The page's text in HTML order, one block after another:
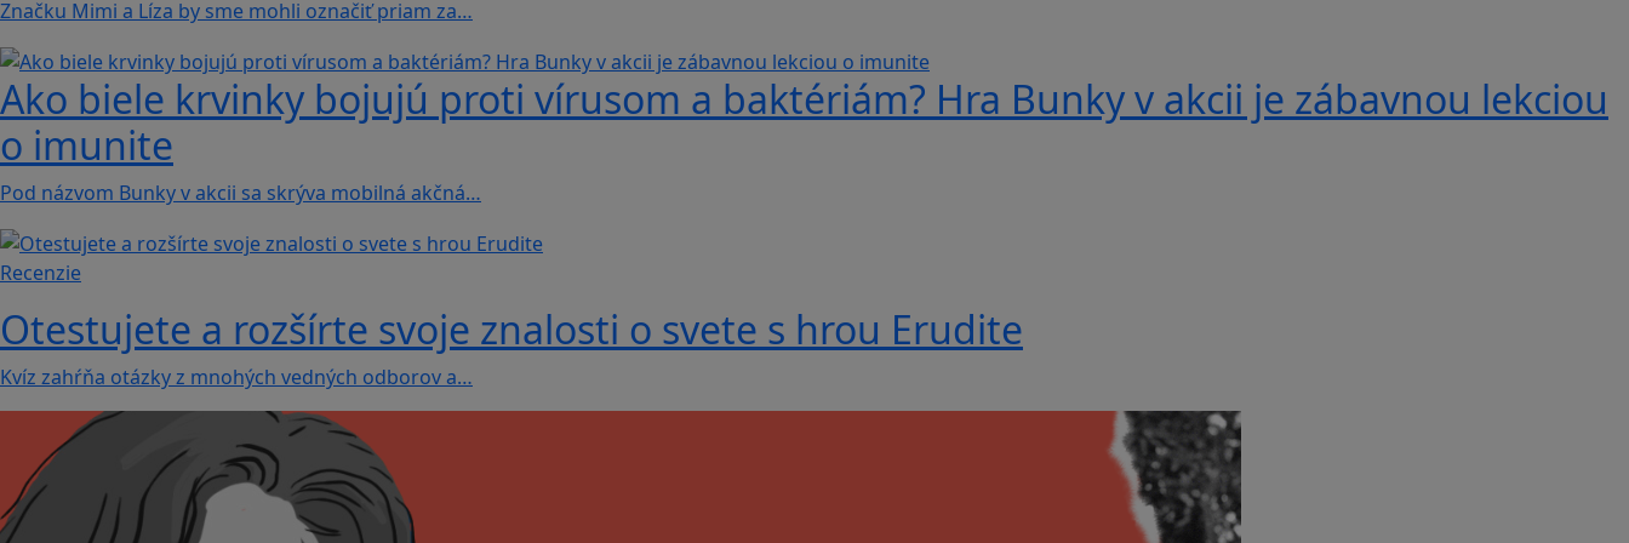
Značku Mimi a Líza by sme mohli označiť priam za…
Ako biele krvinky bojujú proti vírusom a baktériám? Hra Bunky v akcii je zábavnou lekciou
o imunite
Pod názvom Bunky v akcii sa skrýva mobilná akčná…
Recenzie
Otestujete a rozšírte svoje znalosti o svete s hrou Erudite
Kvíz zahŕňa otázky z mnohých vedných odborov a…